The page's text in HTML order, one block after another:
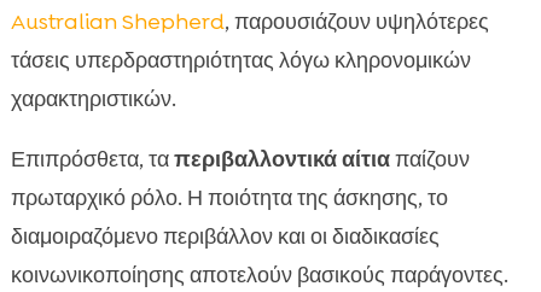
Australian Shepherd, παρουσιάζουν υψηλότερες
τάσεις υπερδραστηριότητας λόγω κληρονομικών
χαρακτηριστικών.
Επιπρόσθετα, ταπεριβαλλοντικά αίτιαπαίζουν
πρωταρχικό ρόλο. Η ποιότητα της άσκησης, το
διαμοιραζόμενο περιβάλλον και οι διαδικασίες
κοινωνικοποίησης αποτελούν βασικούς παράγοντες.